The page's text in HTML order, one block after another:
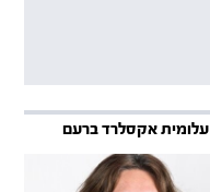
עלומית אקסלרד ברעם